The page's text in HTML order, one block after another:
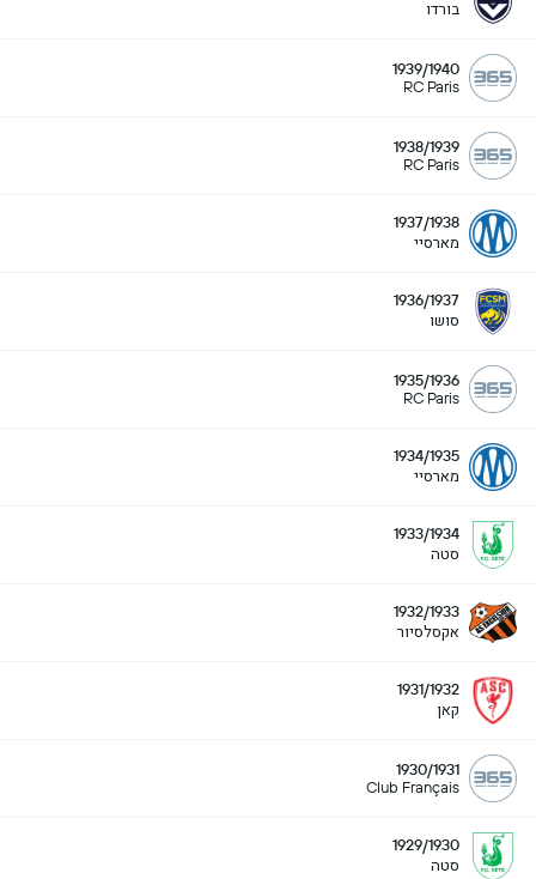
בורדו
1939/1940
RC Paris
1938/1939
RC Paris
1937/1938
מארסיי
1936/1937
סושו
1935/1936
RC Paris
1934/1935
מארסיי
1933/1934
סטה
1932/1933
אקסלסיור
1931/1932
קאן
1930/1931
Club Français
1929/1930
סטה